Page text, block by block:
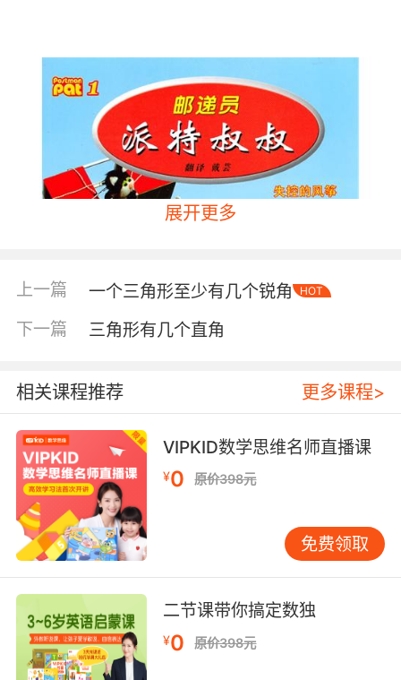
内容简介
三十年过去了，这个在英国家喻户晓的大鼻子邮
递员叔叔仍然被无数粉丝奉为至爱。
在这个带有浓重八十年代英伦风格的卡通剧里，
展开更多
上一篇 一个三角形至少有几个锐角 HOT
下一篇 三角形有几个直角
相关课程推荐 更多课程>
VIPKID数学思维名师直播课
¥0 原价398元
免费领取
二节课带你搞定数独
¥0 原价398元